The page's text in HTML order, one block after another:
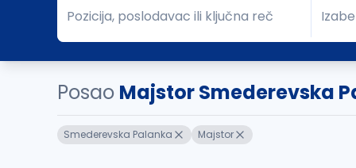
Pozicija, poslodavac ili ključna reč
Pozicija, poslodavac ili ključna reč Grad
Posao Majstor Smederevska
Smederevska Palanka Majstor